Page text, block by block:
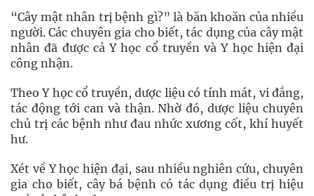
“Cây mật nhân trị bệnh gì?” là băn khoăn của nhiều
người. Các chuyên gia cho biết, tác dụng của cây mật
nhân đã được cả Y học cổ truyền và Y học hiện đại
công nhận.
Theo Y học cổ truyền, dược liệu có tính mát, vi đắng,
tác động tới can và thận. Nhờ đó, dược liệu chuyên
chủ trị các bệnh như đau nhức xương cốt, khí huyết
hư.
Xét về Y học hiện đại, sau nhiều nghiên cứu, chuyên
gia cho biết, cây bá bệnh có tác dụng điều trị hiệu